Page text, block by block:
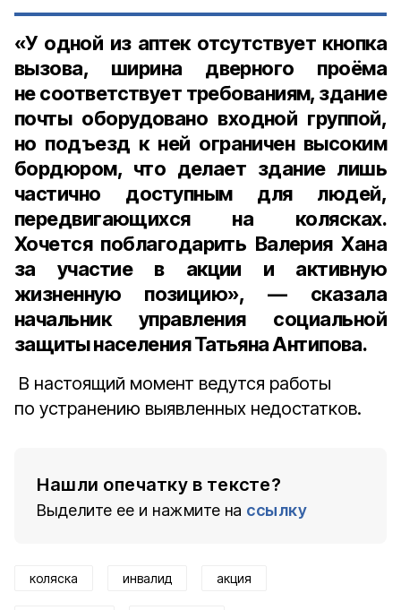
«У одной из аптек отсутствует кнопка
вызова, ширина дверного проёма
не соответствует требованиям, здание
почты оборудовано входной группой,
но подъезд к ней ограничен высоким
бордюром, что делает здание лишь
частично доступным для людей,
передвигающихся на колясках.
Хочется поблагодарить Валерия Хана
за участие в акции и активную
жизненную позицию», — сказала
начальник управления социальной
защиты населения Татьяна Антипова.
В настоящий момент ведутся работы
по устранению выявленных недостатков.
Нашли опечатку в тексте?
Выделите ее и нажмите на ссылку
коляска инвалид акция